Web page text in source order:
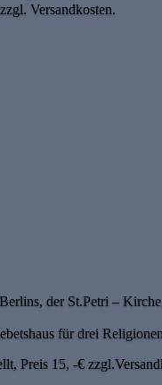
Versandkosten.
der St.Petri –
für drei
Preis 15, -€